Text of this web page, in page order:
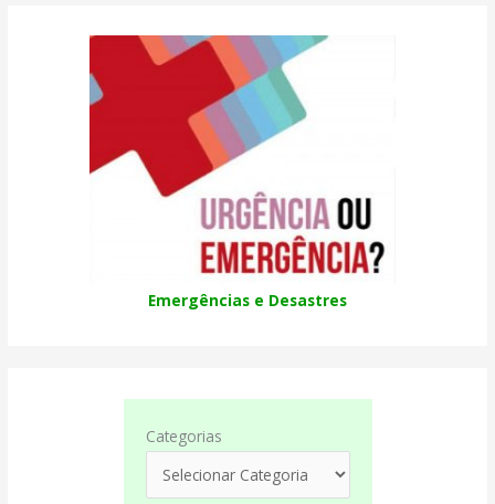
Emergências e Desastres
Categorias